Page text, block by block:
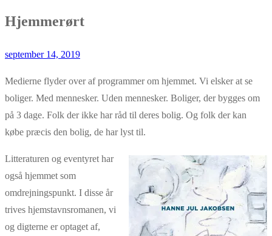
Hjemmerørt
september 14, 2019
Medierne flyder over af programmer om hjemmet. Vi elsker at se
boliger. Med mennesker. Uden mennesker. Boliger, der bygges om
på 3 dage. Folk der ikke har råd til deres bolig. Og folk der kan
købe præcis den bolig, de har lyst til.
Litteraturen og eventyret har
også hjemmet som
omdrejningspunkt. I disse år
trives hjemstavnsromanen, vi
og digterne er optaget af,